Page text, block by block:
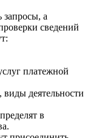
запросы, а
сведений
платежной
деятельности
в